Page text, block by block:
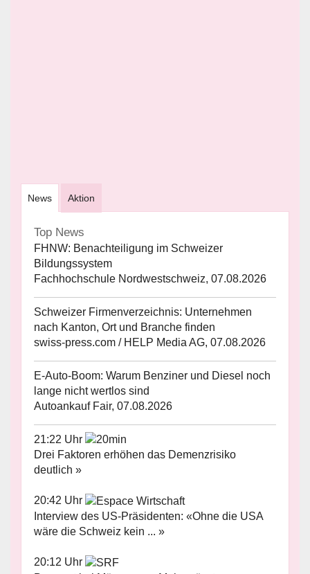
News Aktion
Top News
FHNW: Benachteiligung im Schweizer
Bildungssystem
Fachhochschule Nordwestschweiz, 07.08.2026
Schweizer Firmenverzeichnis: Unternehmen
nach Kanton, Ort und Branche finden
swiss-press.com / HELP Media AG, 07.08.2026
E-Auto-Boom: Warum Benziner und Diesel noch
lange nicht wertlos sind
Autoankauf Fair, 07.08.2026
21:22 Uhr
Drei Faktoren erhöhen das Demenzrisiko
deutlich »
20:42 Uhr
Interview des US-Präsidenten: «Ohne die USA
wäre die Schweiz kein ... »
20:12 Uhr